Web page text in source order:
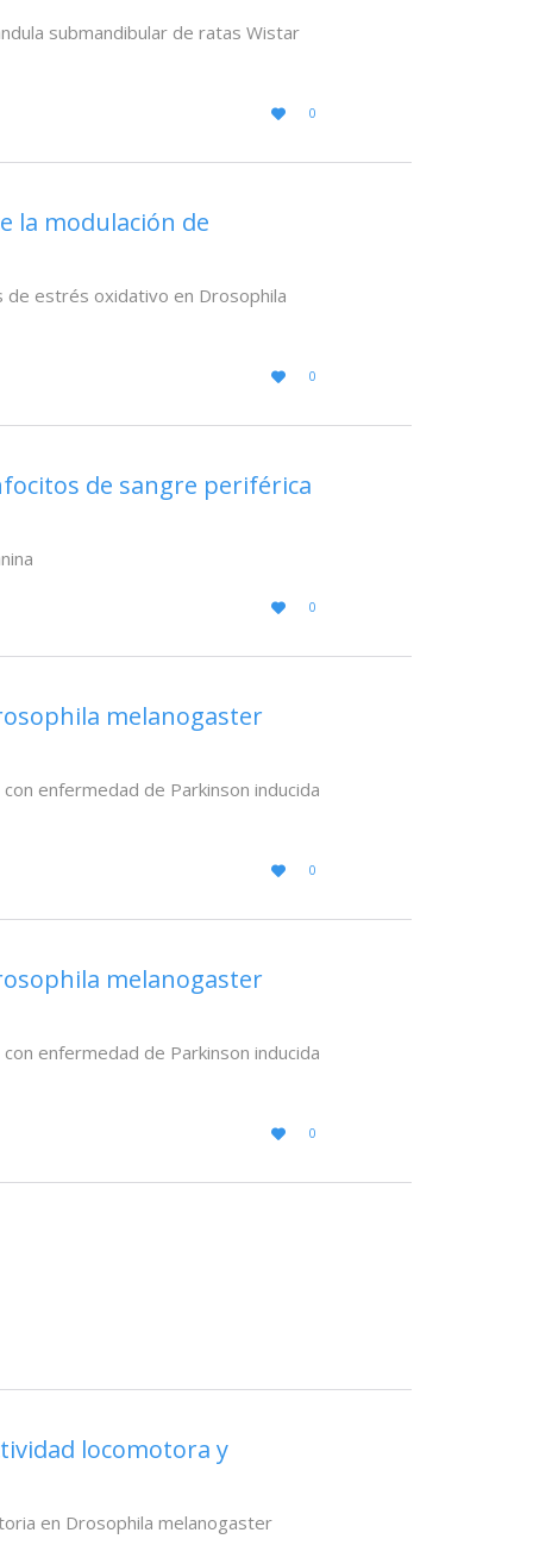
submandibular de ratas Wistar

LOVE
IT
0
la modulación de
de estrés oxidativo en Drosophila

LOVE
IT
0
de sangre periférica

LOVE
IT
0
melanogaster
enfermedad de Parkinson inducida

LOVE
IT
0
melanogaster
enfermedad de Parkinson inducida

LOVE
IT
0
locomotora y
en Drosophila melanogaster